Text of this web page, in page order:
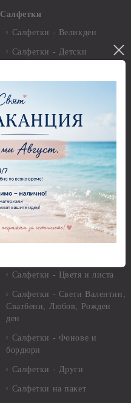
Салфетки
Салфетки - Великден
Салфетки - Детски
и насекоми
Салфетки - Коледни и
Зимни
Салфетки - Морски
Салфетки - Музика
Салфетки - Пеперуди
Салфетки - Рози
Салфетки - Пътешествия и
пейзажи
Салфетки - Кухненски
Салфетки - Цветя и листа
Салфетки - Свети Валентин,
Сватбени, Любов, Рожден
ден
Салфетки - Фонове и
бордюри
Салфетки - Други
Салфетки на пакет